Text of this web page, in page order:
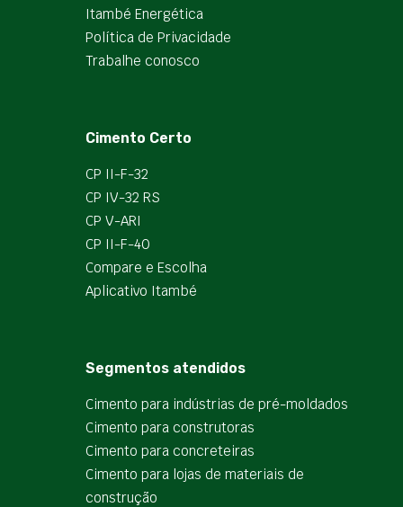
Itambé Energética
Política de Privacidade
Trabalhe conosco
Cimento Certo
CP II-F-32
CP IV-32 RS
CP V-ARI
CP II-F-40
Compare e Escolha
Aplicativo Itambé
Segmentos atendidos
Cimento para indústrias de pré-moldados
Cimento para construtoras
Cimento para concreteiras
Cimento para lojas de materiais de
construção